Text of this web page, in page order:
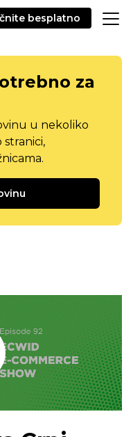
besplatno
za
u nekoliko